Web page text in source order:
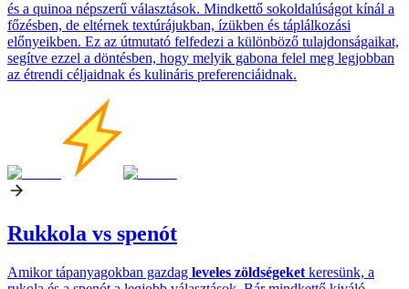
és a quinoa népszerű választások. Mindkettő sokoldalúságot kínál a
főzésben, de eltérnek textúrájukban, ízükben és táplálkozási
előnyeikben. Ez az útmutató felfedezi a különböző tulajdonságaikat,
segítve ezzel a döntésben, hogy melyik gabona felel meg legjobban
az étrendi céljaidnak és kulináris preferenciáidnak.
Rukkola vs spenót
Amikor tápanyagokban gazdag leveles zöldségeket keresünk, a